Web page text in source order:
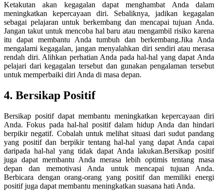
Ketakutan akan kegagalan dapat menghambat Anda dalam
meningkatkan kepercayaan diri. Sebaliknya, jadikan kegagalan
sebagai pelajaran untuk berkembang dan mencapai tujuan Anda.
Jangan takut untuk mencoba hal baru atau mengambil risiko karena
itu dapat membantu Anda tumbuh dan berkembang.Jika Anda
mengalami kegagalan, jangan menyalahkan diri sendiri atau merasa
rendah diri. Alihkan perhatian Anda pada hal-hal yang dapat Anda
pelajari dari kegagalan tersebut dan gunakan pengalaman tersebut
untuk memperbaiki diri Anda di masa depan.
4. Bersikap Positif
Bersikap positif dapat membantu meningkatkan kepercayaan diri
Anda. Fokus pada hal-hal positif dalam hidup Anda dan hindari
berpikir negatif. Cobalah untuk melihat situasi dari sudut pandang
yang positif dan berpikir tentang hal-hal yang dapat Anda capai
daripada hal-hal yang tidak dapat Anda lakukan.Bersikap positif
juga dapat membantu Anda merasa lebih optimis tentang masa
depan dan memotivasi Anda untuk mencapai tujuan Anda.
Berbicara dengan orang-orang yang positif dan memiliki energi
positif juga dapat membantu meningkatkan suasana hati Anda.